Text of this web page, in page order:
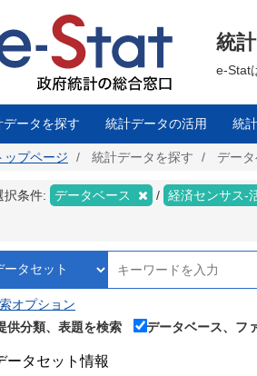
統
e-Stat
データを探す 統計データの活用 統
ップページ 統計データを探す デー
択条件: データベース 経済センサス‐
オプション
供分類、表題を検索
データベース、フ
ータセット情報